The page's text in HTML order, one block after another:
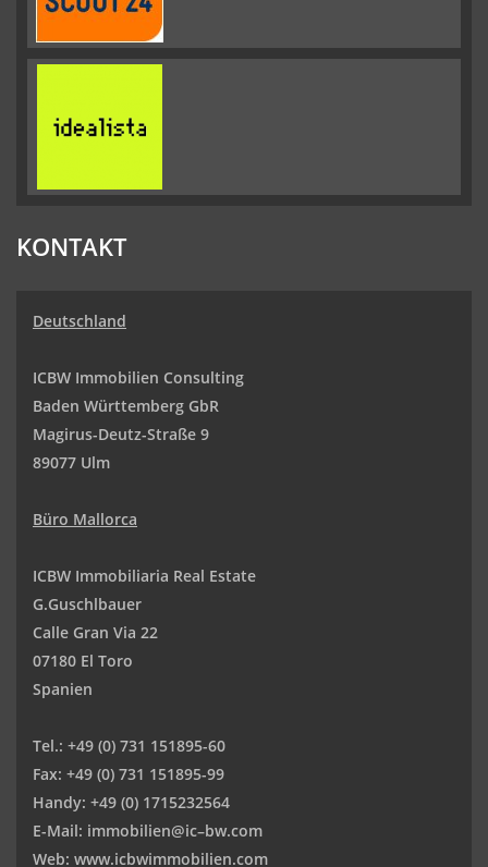
KONTAKT
Deutschland
ICBW Immobilien Consulting
Baden Württemberg GbR
Magirus-Deutz-Straße 9
89077 Ulm
Büro Mallorca
ICBW Immobiliaria Real Estate
G.Guschlbauer
Calle Gran Via 22
07180 El Toro
Spanien
Tel.: +49 (0) 731 151895-60
Fax: +49 (0) 731 151895-99
Handy: +49 (0) 1715232564
E-Mail: immobilien@ic–bw.com
Web: www.icbwimmobilien.com